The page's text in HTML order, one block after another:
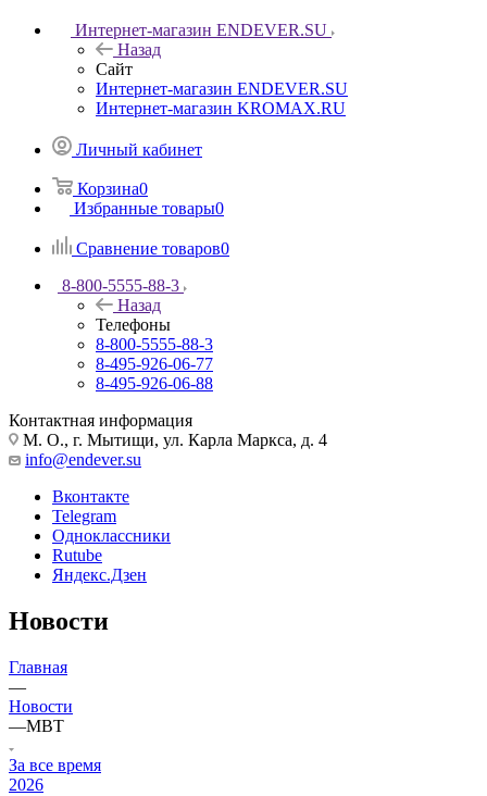
Интернет-магазин ENDEVER.SU
Назад
Сайт
Интернет-магазин ENDEVER.SU
Интернет-магазин KROMAX.RU
Личный кабинет
Корзина0
Избранные товары0
Сравнение товаров0
8-800-5555-88-3
Назад
Телефоны
8-800-5555-88-3
8-495-926-06-77
8-495-926-06-88
Контактная информация
М. О., г. Мытищи, ул. Карла Маркса, д. 4
info@endever.su
Вконтакте
Telegram
Одноклассники
Rutube
Яндекс.Дзен
Новости
Главная
—
Новости
—MBT
За все время
2026